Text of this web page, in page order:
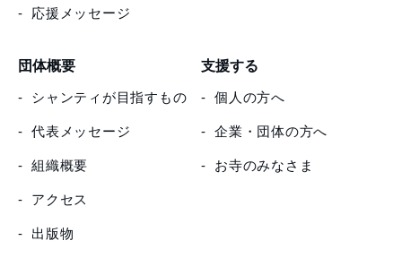
応援メッセージ
団体概要
シャンティが目指すもの
代表メッセージ
組織概要
アクセス
出版物
支援する
個人の方へ
企業・団体の方へ
お寺のみなさま